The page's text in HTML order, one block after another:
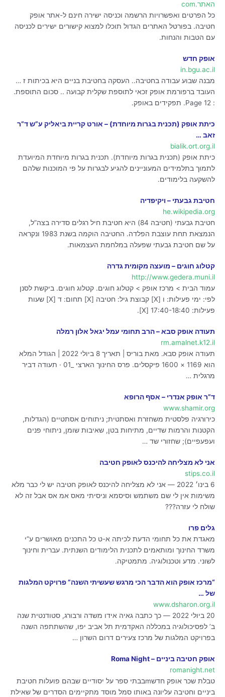
האתר.com
כל הפרטים ואפשרויות הרשמה וכניסה ישירה חינם ל-אתר אופק
חטיבה. בפורטל האתרים הגדול תוכלו למצוא קישורים ישירים לכניסה
עם הטבות והנחות.
אופק חדש
in.bgu.ac.il
מבנה שבוע עבודה בחטיבה.. העסקה בחטיבת בניים היא בכיתות ז …
העובד ברפורמת אופק זכאי לתוספת שקלית קבועה .. סכום התוספת.
: Page 12. תפקידים באופק.
כיתת אופק (תכנית בגרות מיוחדת) – אורט קריית ביאליק ע”ש ד”ר
זאב …
bialik.ort.org.il
כיתת אופק (תכנית בגרות מיוחדת). תכנית בגרות מיוחדת המיועדת
לתמוך בתלמידים המעוניינים להגיע לבגרות על פי המוכנות שלהם
להשקעה בלימודים.
חטיבת גבעתי – ויקיפדיה
he.wikipedia.org
חטיבת גבעתי (חטיבה 84) היא חטיבת חיל רגלים סדירה בצה”ל,
הנמצאת תחת עוצבת הפלדה. החטיבה הוקמה בשנת 1983 ונקראה
על שם חטיבת גבעתי שפעלה במלחמת העצמאות.
קטלוג חוגים – מועצה מקומית גדרה
http://www.gedera.muni.il
עמוד הבית > מרכז אופק > קטלוג חוגים. קטלוג חוגים. ביקשת לסנן
לפי: ימי פעילות: ו [X] קבוצת גיל: חטיבה [X] תחום: ד [X] שעות
פעילות: 17:40-18:40 [X].
תעודה אופק סבא – הרב תחומי עמל יגאל אלון רמלה
rm.amalnet.k12.il
תעודה אופק סבא. מאת בוריס | תאריך 8 ביולי 2022 | הגודל המלא
הוא 1169 × 1600 פיקסלים. פרס החינוך הארצי _01 · תעודה דביר
מרגלית …
ד”ר אופק אנדרי – אסף הרופא
www.shamir.org
​כירורגיה פלסטית משחזרת ואסתטית; ניתוחים אסתטיים (הגדלות,
הקטנות והרמות שדיים, מתיחות בטן, שאיבות שומן, ניתוחי פנים
ועפעפיים); שחזורי שד …
אני לא מצליחה להיכנס לאופק חטיבה
stips.co.il
6 בינו׳ 2022 — אני לא מצליחה להיכנס לאופק חטיבה יש לי כבר מלא
משימות אין לי שם משתמש וסיסמא וניסיתי מאס אמ אס אבל זה לא
שולח לי עזרה???
גלים פרו
מאגדת את כל תחומי הדעת לכיתה א-ט כל התכנים מאושרים ע”י
משרד החינוך ומותאמים לתכנית הלימודים השנתית. עברית וחינוך
לשוני. מדע וטכנולוגיה. מתמטיקה.
“מרכז אופק הוא הדבר הכי מרגש שעשיתי השנה” פרויקט המלגות
של …
www.dsharon.org.il
20 ביולי 2022 — כך כתבה גאיה אידו משדה ורבורג, סטודנטית שנה
ב’ לפסיכולוגיה במכללה האקדמית תל אביב יפו, שהשתתפה השנה
בפרויקט המלגות של מרכז צעירים דרום השרון …
אופק חטיבה ביניים – Roma Night
romanight.net
טבלת שכר אופק חדשmבבתי ספר על יסודיים שבהם פועלות חטיבת
ביניים וחטיבה עליונה באותו סמל מוסד מתקיימים הסדרים של שאילת